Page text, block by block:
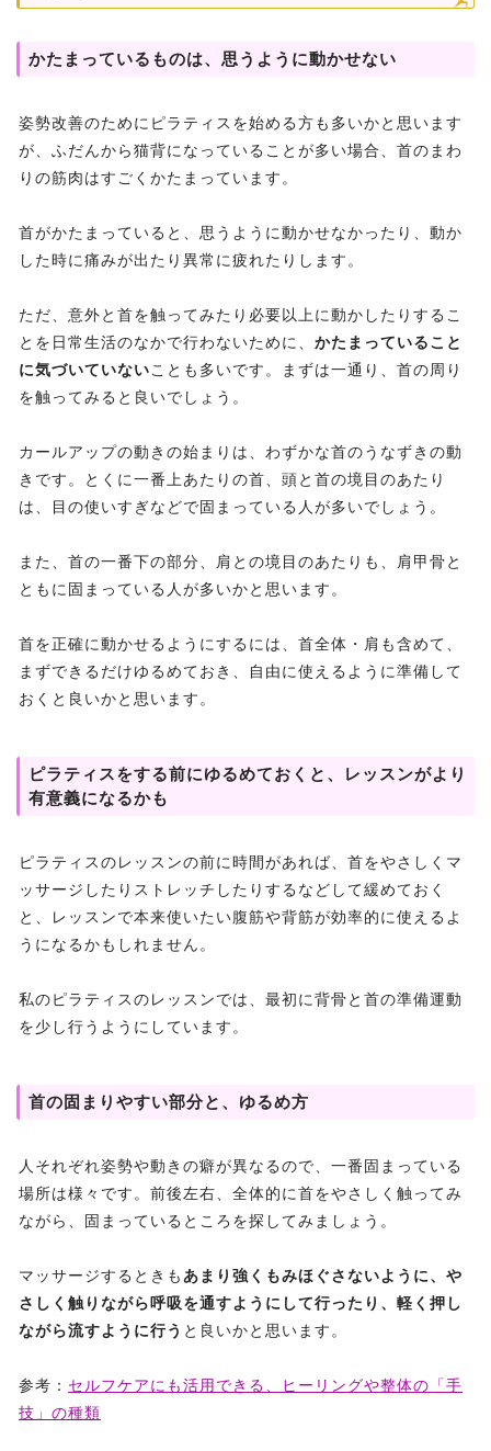
かたまっているものは、思うように動かせない
姿勢改善のためにピラティスを始める方も多いかと思います
が、ふだんから猫背になっていることが多い場合、首のまわ
りの筋肉はすごくかたまっています。
首がかたまっていると、思うように動かせなかったり、動か
した時に痛みが出たり異常に疲れたりします。
ただ、意外と首を触ってみたり必要以上に動かしたりするこ
とを日常生活のなかで行わないために、 かたまっていること
に気づいていないことも多いです。まずは一通り、首の周り
を触ってみると良いでしょう。
カールアップの動きの始まりは、わずかな首のうなずきの動
きです。とくに一番上あたりの首、頭と首の境目のあたり
は、目の使いすぎなどで固まっている人が多いでしょう。
また、首の一番下の部分、肩との境目のあたりも、肩甲骨と
ともに固まっている人が多いかと思います。
首を正確に動かせるようにするには、首全体・肩も含めて、
まずできるだけゆるめておき、自由に使えるように準備して
おくと良いかと思います。
ピラティスをする前にゆるめておくと、レッスンがより
有意義になるかも
ピラティスのレッスンの前に時間があれば、首をやさしくマ
ッサージしたりストレッチしたりするなどして緩めておく
と、レッスンで本来使いたい腹筋や背筋が効率的に使えるよ
うになるかもしれません。
私のピラティスのレッスンでは、最初に背骨と首の準備運動
を少し行うようにしています。
首の固まりやすい部分と、ゆるめ方
人それぞれ姿勢や動きの癖が異なるので、一番固まっている
場所は様々です。前後左右、全体的に首をやさしく触ってみ
ながら、固まっているところを探してみましょう。
マッサージするときも あまり強くもみほぐさないように、や
さしく触りながら呼吸を通すようにして行ったり、軽く押し
ながら流すように行う と良いかと思います。
参考： セルフケアにも活用できる、ヒーリングや整体の「手
技」の種類